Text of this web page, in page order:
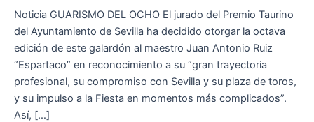
Noticia GUARISMO DEL OCHO El jurado del Premio Taurino
del Ayuntamiento de Sevilla ha decidido otorgar la octava
edición de este galardón al maestro Juan Antonio Ruiz
“Espartaco” en reconocimiento a su “gran trayectoria
profesional, su compromiso con Sevilla y su plaza de toros,
y su impulso a la Fiesta en momentos más complicados”.
Así, […]
Taurino
del
Ayuntamiento
de
Sevilla